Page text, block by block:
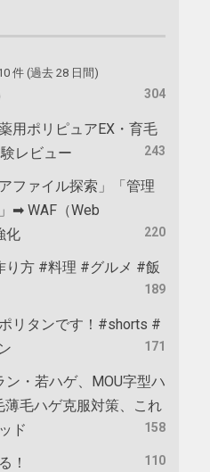
件 (過去 28 日間)
304
用ポリピュアEX・育毛
レビュー
243
ファイル探索」「管理
➡ WAF（Web
化
220
り方 #料理 #グルメ #飯
189
リタンです！#shorts #
171
・若ハゲ、MOU字型ハ
薄毛ハゲ克服対策、これ
ド
158
！ 110